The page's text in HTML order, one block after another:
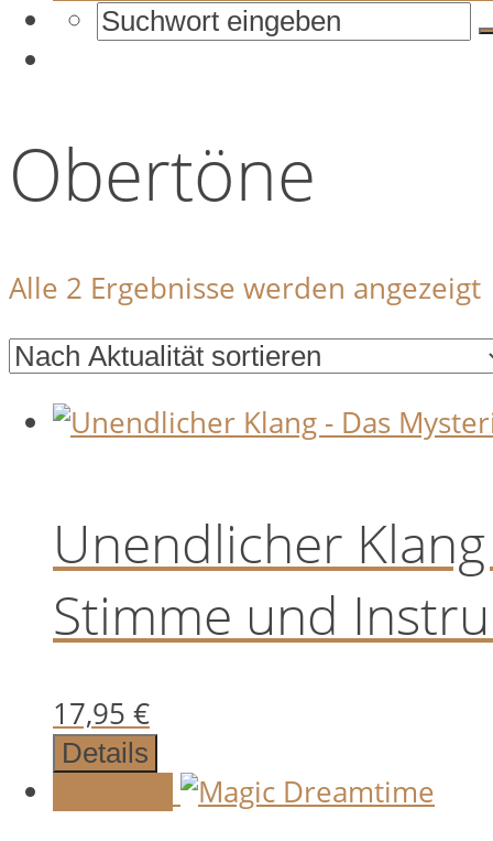
Obertöne
Alle 2 Ergebnisse werden angezeigt
Unendlicher
Stimme und
17,95 €
Details